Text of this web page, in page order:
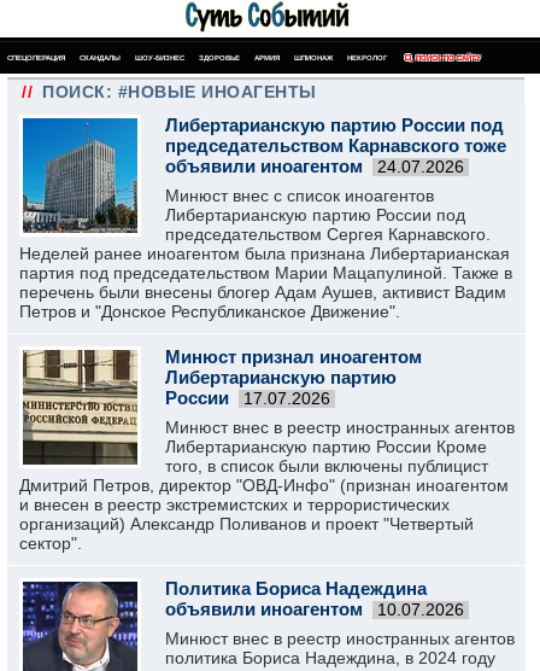
СПЕЦОПЕРАЦИЯ СКАНДАЛЫ ШОУ-БИЗНЕС ЗДОРОВЬЕ АРМИЯ ШПИОНАЖ НЕКРОЛОГ ПОИСК ПО САЙТУ
// ПОИСК: #НОВЫЕ ИНОАГЕНТЫ
Либертарианскую партию России под
председательством Карнавского тоже
объявили иноагентом
24.07.2026
Минюст внес с список иноагентов
Либертарианскую партию России под
председательством Сергея Карнавского.
Неделей ранее иноагентом была признана Либертарианская
партия под председательством Марии Мацапулиной. Также в
перечень были внесены блогер Адам Аушев, активист Вадим
Петров и "Донское Республиканское Движение".
Минюст признал иноагентом
Либертарианскую партию
России
17.07.2026
Минюст внес в реестр иностранных агентов
Либертарианскую партию России Кроме
того, в список были включены публицист
Дмитрий Петров, директор "ОВД-Инфо" (признан иноагентом
и внесен в реестр экстремистских и террористических
организаций) Александр Поливанов и проект "Четвертый
сектор".
Политика Бориса Надеждина
объявили иноагентом
10.07.2026
Минюст внес в реестр иностранных агентов
политика Бориса Надеждина, в 2024 году